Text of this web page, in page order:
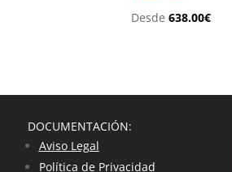
Desde638.00€
DOCUMENTACIÓN:
Aviso Legal
Política de Privacidad